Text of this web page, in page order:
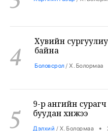
4 Боловсрол Х. Болормаа
5 Дэлхий /Х. Болормаа •